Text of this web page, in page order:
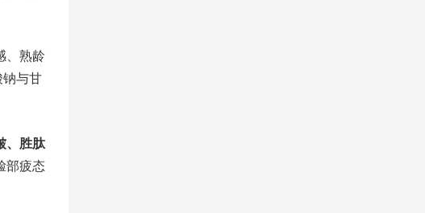
、熟龄
与甘
、胜肽
部疲态